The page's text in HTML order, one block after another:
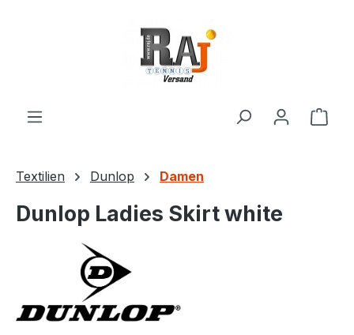
Textilien Dunlop Damen
Dunlop Ladies Skirt white